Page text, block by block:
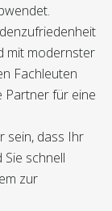
mit modernster
Fachleuten
Partner für eine
sein, dass Ihr
schnell
zur